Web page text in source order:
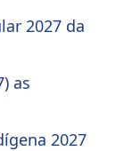
2027 da
as
2027